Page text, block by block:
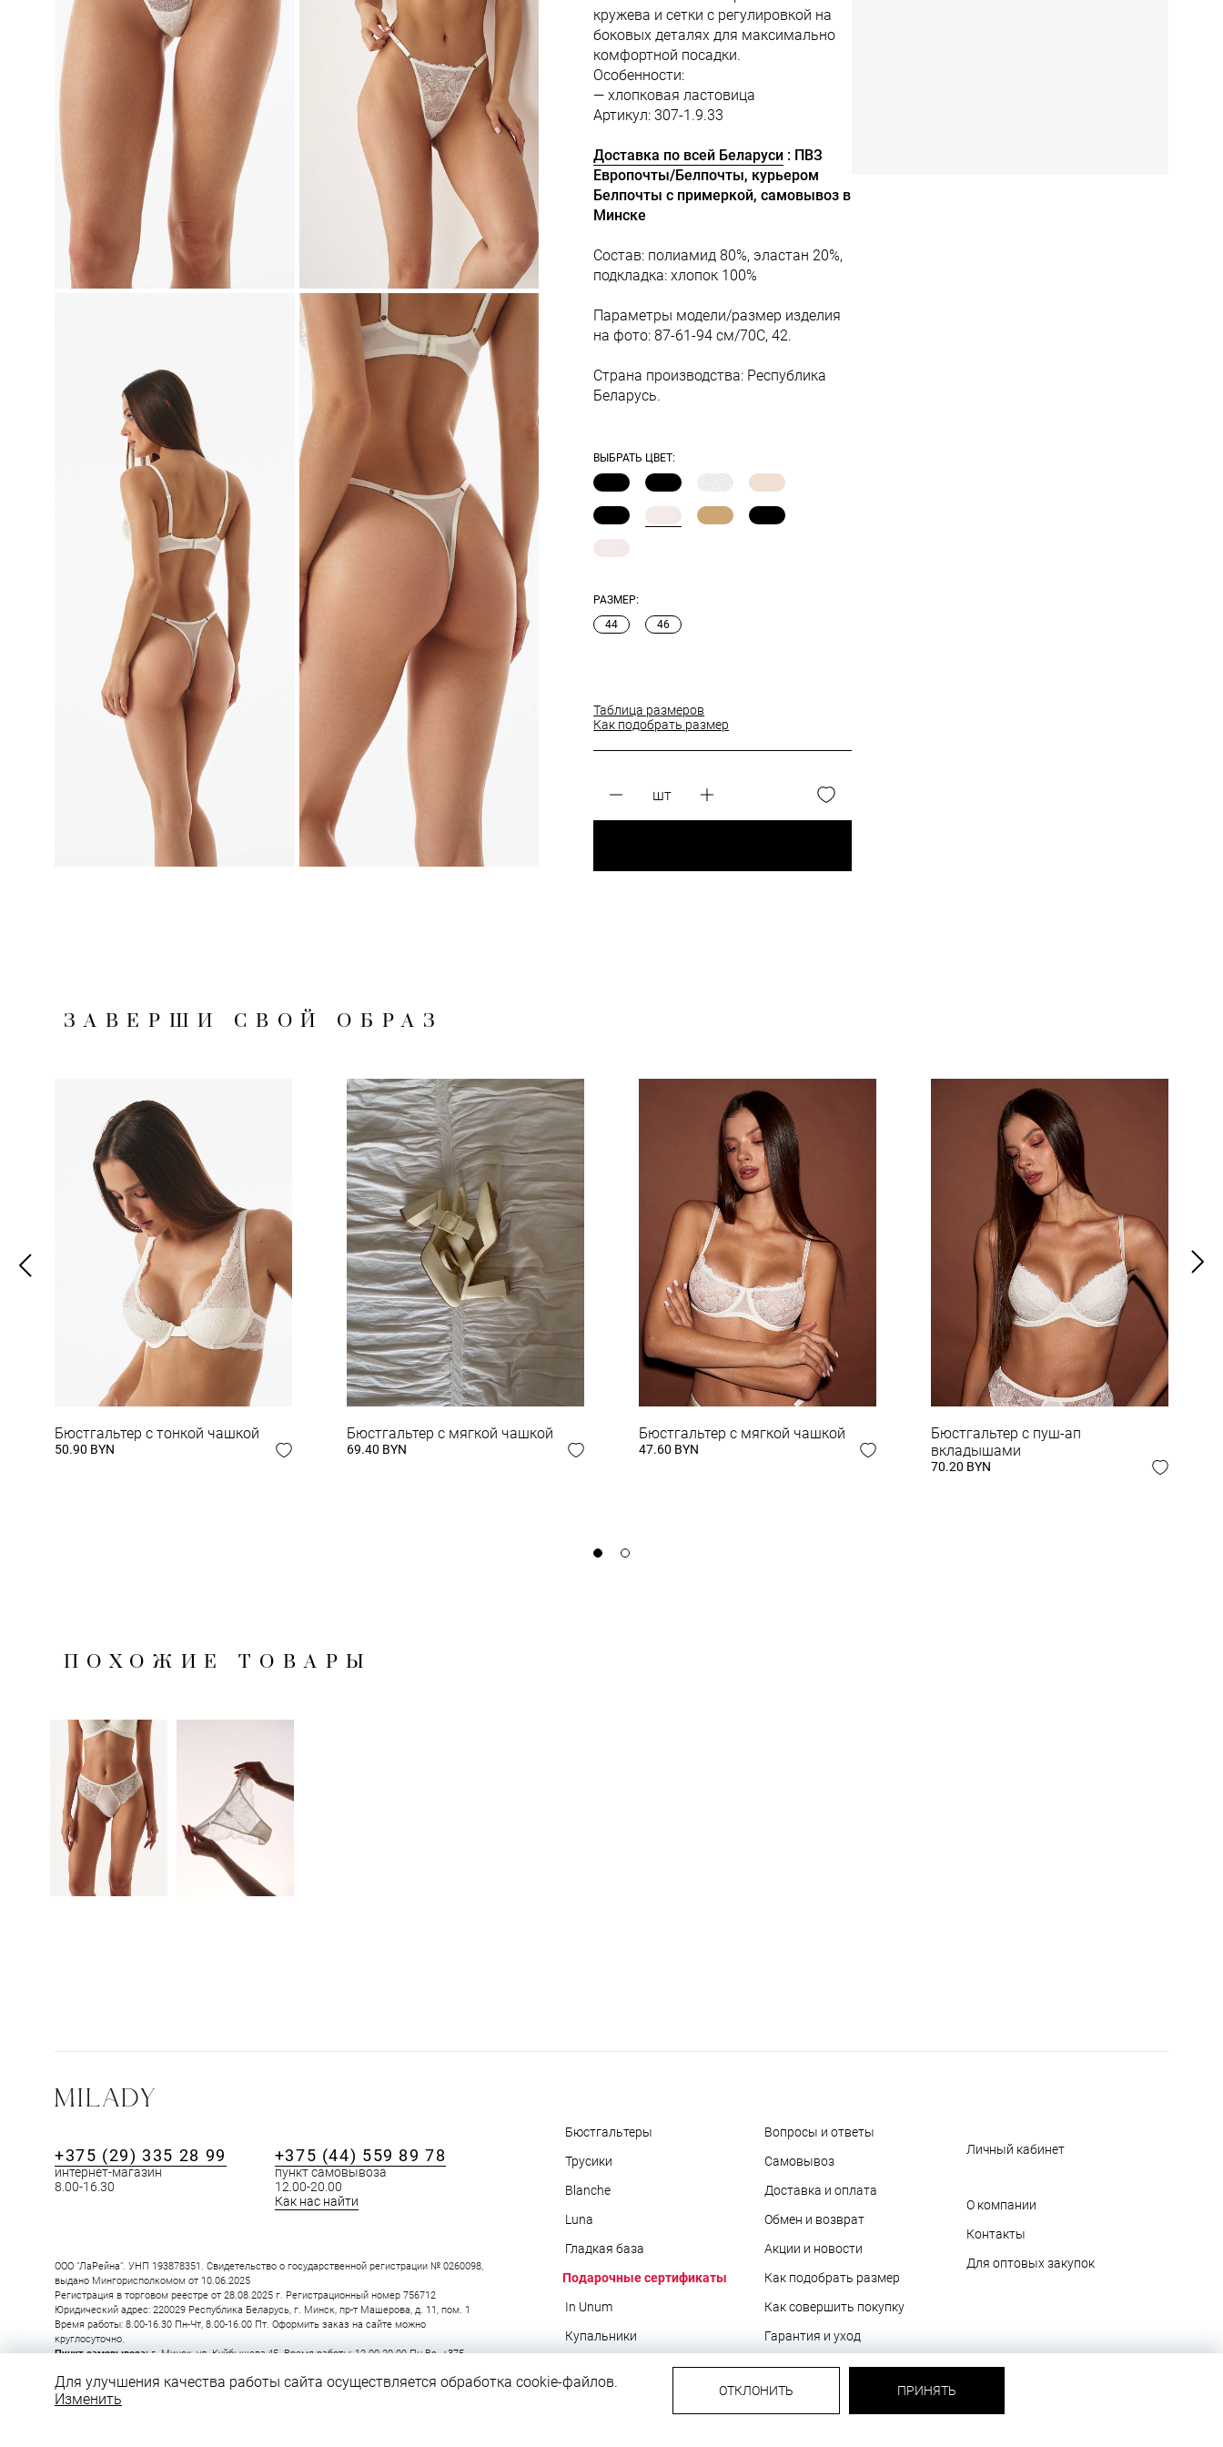
кружева и сетки с регулировкой на
боковых деталях для максимально
комфортной посадки.
Особенности:
— хлопковая ластовица
Артикул: 307-1.9.33
Доставка по всей Беларуси : ПВЗ
Европочты/Белпочты, курьером
Белпочты с примеркой, самовывоз в
Минске
Состав: полиамид 80%, эластан 20%,
подкладка: хлопок 100%
Параметры модели/размер изделия
на фото: 87-61-94 см/70С, 42.
Страна производства: Республика
Беларусь.
ВЫБРАТЬ ЦВЕТ:
РАЗМЕР:
44
46
Таблица размеров
Как подобрать размер
шт
ЗАВЕРШИ СВОЙ ОБРАЗ
Бюстгальтер с тонкой чашкой
50.90 BYN
Бюстгальтер с мягкой чашкой
69.40 BYN
Бюстгальтер с мягкой чашкой
47.60 BYN
Бюстгальтер с пуш-ап
вкладышами
70.20 BYN
ПОХОЖИЕ ТОВАРЫ
+375 (29) 335 28 99
интернет-магазин
8.00-16.30
+375 (44) 559 89 78
пункт самовывоза
12.00-20.00
Как нас найти
ООО "ЛаРейна". УНП 193878351. Свидетельство о государственной регистрации № 0260098,
выдано Мингорисполкомом от 10.06.2025
Регистрация в торговом реестре от 28.08.2025 г. Регистрационный номер 756712
Юридический адрес: 220029 Республика Беларусь, г. Минск, пр-т Машерова, д. 11, пом. 1
Время работы: 8.00-16.30 Пн-Чт, 8.00-16.00 Пт. Оформить заказ на сайте можно
круглосуточно.
Пункт самовывоза:г. Минск, ул. Куйбышева,45. Время работы: 12.00-20.00 Пн-Вс.+375
Бюстгальтеры
Трусики
Blanche
Luna
Гладкая база
Подарочные сертификаты
In Unum
Купальники
Популярное
Вопросы и ответы
Самовывоз
Доставка и оплата
Обмен и возврат
Акции и новости
Как подобрать размер
Как совершить покупку
Гарантия и уход
О подарочных сертификатах
Блог
Личный кабинет
О компании
Контакты
Для оптовых закупок
Для улучшения качества работы сайта осуществляется обработка cookie-файлов.
Изменить
ОТКЛОНИТЬ ПРИНЯТЬ